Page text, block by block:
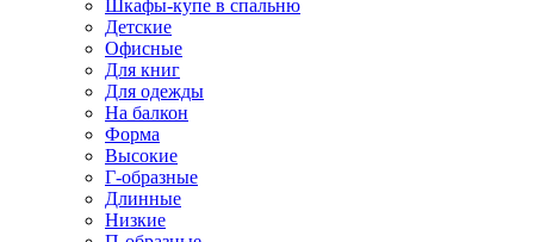
Шкафы-купе в спальню
Детские
Офисные
Для книг
Для одежды
На балкон
Форма
Высокие
Г-образные
Длинные
Низкие